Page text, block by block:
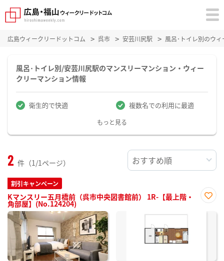
広島ウィークリードットコム 呉市 安芸川尻駅 風呂･トイレ別のウ
風呂･トイレ別/安芸川尻駅のマンスリーマンション・ウィー
クリーマンション情報
衛生的で快適 複数名での利用に最適
もっと見る
2 件（1/1ページ）
割引キャンペーン
Kマンスリー五月橋前（呉市中央図書館前） 1R-【最上階・
角部屋】(No.124204)
に入